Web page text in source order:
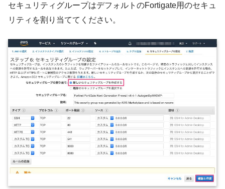
セキュリティグループはデフォルトのFortigate用のセキュ
リティを割り当ててください。